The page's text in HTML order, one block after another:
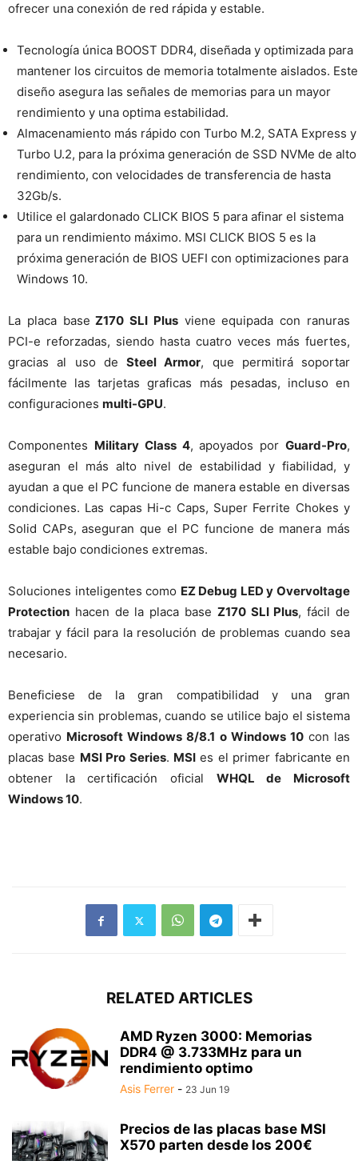
ofrecer una conexión de red rápida y estable.
Tecnología única BOOST DDR4, diseñada y optimizada para
mantener los circuitos de memoria totalmente aislados. Este
diseño asegura las señales de memorias para un mayor
rendimiento y una optima estabilidad.
Almacenamiento más rápido con Turbo M.2, SATA Express y
Turbo U.2, para la próxima generación de SSD NVMe de alto
rendimiento, con velocidades de transferencia de hasta
32Gb/s.
Utilice el galardonado CLICK BIOS 5 para afinar el sistema
para un rendimiento máximo. MSI CLICK BIOS 5 es la
próxima generación de BIOS UEFI con optimizaciones para
Windows 10.
La placa base Z170 SLI Plusviene equipada con ranuras
PCI-e reforzadas, siendo hasta cuatro veces más fuertes,
gracias al uso de Steel Armor, que permitirá soportar
fácilmente las tarjetas graficas más pesadas, incluso en
configuraciones multi-GPU.
Componentes Military Class 4, apoyados porGuard-Pro,
aseguran el más alto nivel de estabilidad y fiabilidad, y
ayudan a que el PC funcione de manera estable en diversas
condiciones. Las capas Hi-c Caps, Super Ferrite Chokes y
Solid CAPs, aseguran que el PC funcione de manera más
estable bajo condiciones extremas.
Soluciones inteligentes como EZ Debug LED y Overvoltage
Protection hacen de la placa base Z170 SLI Plus, fácil de
trabajar y fácil para la resolución de problemas cuando sea
necesario.
Beneficiese de la gran compatibilidad y una gran
experiencia sin problemas, cuando se utilice bajo el sistema
operativo Microsoft Windows 8/8.1 o Windows 10con las
placas base MSI Pro Series. MSI es el primer fabricante en
obtener la certificación oficial WHQL de Microsoft
Windows 10.
RELATED ARTICLES
AMD Ryzen 3000: Memorias
DDR4 @ 3.733MHz para un
rendimiento optimo
Asis Ferrer - 23 Jun 19
Precios de las placas base MSI
X570 parten desde los 200€